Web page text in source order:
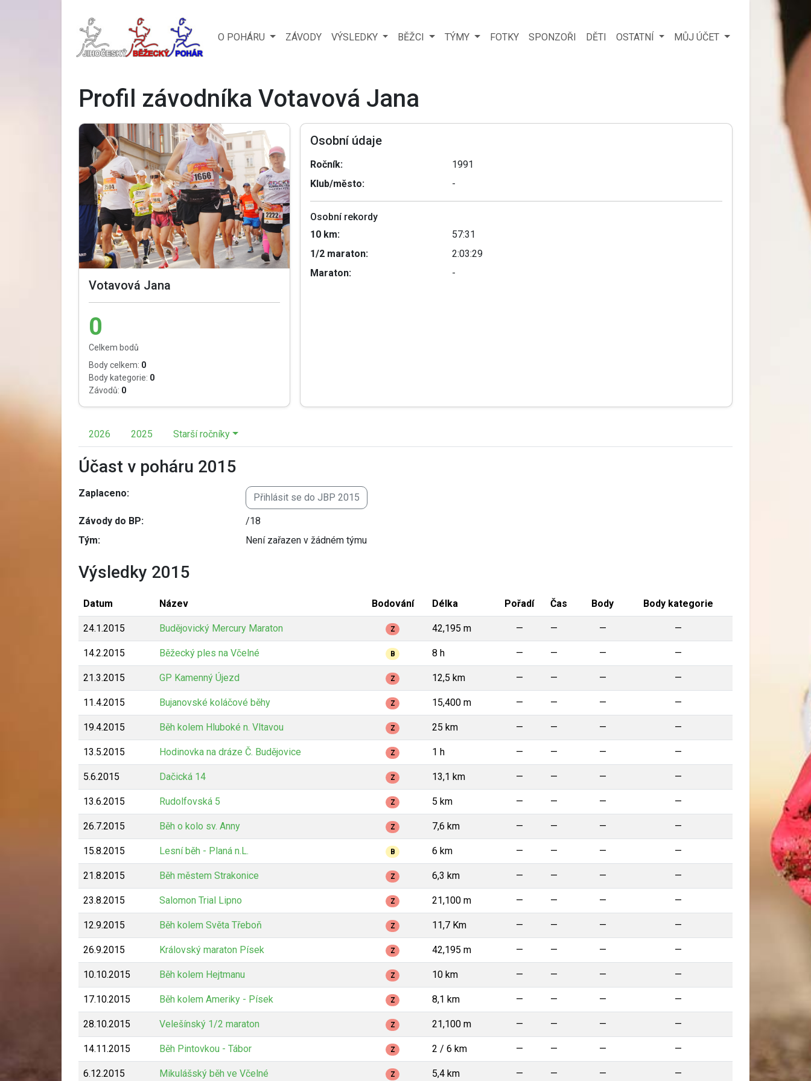
O POHÁRU ZÁVODY VÝSLEDKY BĚŽCI TÝMY FOTKY SPONZOŘI DĚTI OSTATNÍ MŮJ ÚČET
Profil závodníka Votavová Jana
Votavová Jana
0
Celkem bodů
Body celkem: 0
Body kategorie: 0
Závodů: 0
Osobní údaje
Ročník:
1991
Klub/město:
-
Osobní rekordy
10 km:
57:31
1/2 maraton:
2:03:29
Maraton:
-
2026 2025 Starší ročníky
Účast v poháru 2015
Zaplaceno: Přihlásit se do JBP 2015
Závody do BP:
/18
Tým:
Není zařazen v žádném týmu
Výsledky 2015
Datum Název Bodování Délka Pořadí Čas Body Body kategorie
24.1.2015 Budějovický Mercury Maraton Z 42,195 m — — — —
14.2.2015 Běžecký ples na Včelné B 8 h — — — —
21.3.2015 GP Kamenný Újezd Z 12,5 km — — — —
11.4.2015 Bujanovské koláčové běhy Z 15,400 m — — — —
19.4.2015 Běh kolem Hluboké n. Vltavou Z 25 km — — — —
13.5.2015 Hodinovka na dráze Č. Budějovice Z 1 h — — — —
5.6.2015 Dačická 14 Z 13,1 km — — — —
13.6.2015 Rudolfovská 5 Z 5 km — — — —
26.7.2015 Běh o kolo sv. Anny Z 7,6 km — — — —
15.8.2015 Lesní běh - Planá n.L. B 6 km — — — —
21.8.2015 Běh městem Strakonice Z 6,3 km — — — —
23.8.2015 Salomon Trial Lipno Z 21,100 m — — — —
12.9.2015 Běh kolem Světa Třeboň Z 11,7 Km — — — —
26.9.2015 Královský maraton Písek Z 42,195 m — — — —
10.10.2015 Běh kolem Hejtmanu Z 10 km — — — —
17.10.2015 Běh kolem Ameriky - Písek Z 8,1 km — — — —
28.10.2015 Velešínský 1/2 maraton Z 21,100 m — — — —
14.11.2015 Běh Pintovkou - Tábor Z 2 / 6 km — — — —
6.12.2015 Mikulášský běh ve Včelné Z 5,4 km — — — —